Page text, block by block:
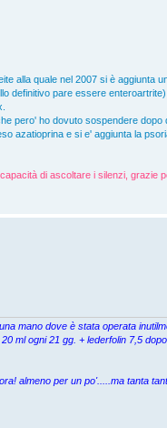
alla quale nel 2007 si è aggiunta
definitivo pare essere
pero' ho dovuto sospendere dopo
azatioprina e si e' aggiunta la
di ascoltare i silenzi, grazie
mano dove è stata operata
ml ogni 21 gg. + lederfolin 7,5
almeno per un po'.....ma tanta